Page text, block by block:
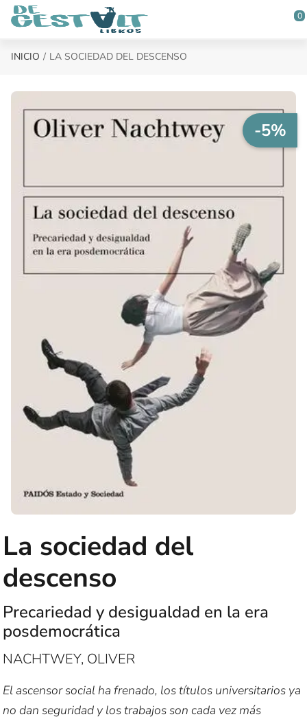
Saltar al contenido principal
0
INICIO LA SOCIEDAD DEL DESCENSO
-5%
La sociedad del
descenso
Precariedad y desigualdad en la era
posdemocrática
NACHTWEY, OLIVER
El ascensor social ha frenado, los títulos universitarios ya
no dan seguridad y los trabajos son cada vez más